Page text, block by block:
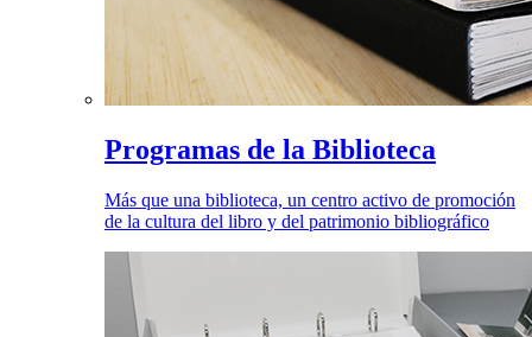
Programas de la Biblioteca
Más que una biblioteca, un centro activo de promoción
de la cultura del libro y del patrimonio bibliográfico